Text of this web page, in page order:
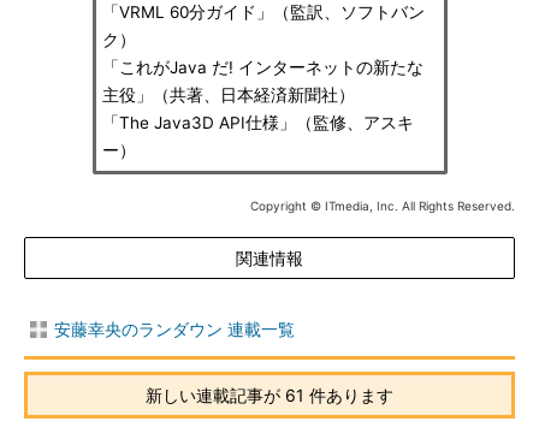
「VRML 60分ガイド」（監訳、ソフトバン
ク）
「これがJava だ! インターネットの新たな
主役」（共著、日本経済新聞社）
「The Java3D API仕様」（監修、アスキ
ー）
Copyright © ITmedia, Inc. All Rights Reserved.
関連情報
安藤幸央のランダウン 連載一覧
新しい連載記事が 61 件あります